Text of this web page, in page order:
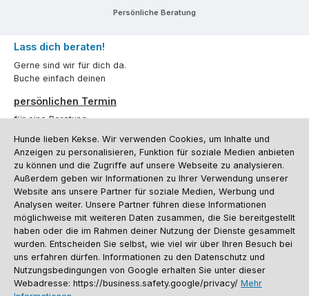
Persönliche Beratung
Lass dich beraten!
Gerne sind wir für dich da.
Buche einfach deinen
persönlichen Termin
für eine Beratung.
Oder über unserKontaktformular.
Vertrag widerrufen
Kundenservice
Informationen
Social Media und Kontakt
Hunde lieben Kekse. Wir verwenden Cookies, um Inhalte und
Anzeigen zu personalisieren, Funktion für soziale Medien anbieten
zu können und die Zugriffe auf unsere Webseite zu analysieren.
Außerdem geben wir Informationen zu Ihrer Verwendung unserer
Website ans unsere Partner für soziale Medien, Werbung und
Analysen weiter. Unsere Partner führen diese Informationen
möglichweise mit weiteren Daten zusammen, die Sie bereitgestellt
haben oder die im Rahmen deiner Nutzung der Dienste gesammelt
wurden. Entscheiden Sie selbst, wie viel wir über Ihren Besuch bei
uns erfahren dürfen. Informationen zu den Datenschutz und
Nutzungsbedingungen von Google erhalten Sie unter dieser
Webadresse: https://business.safety.google/privacy/ Mehr